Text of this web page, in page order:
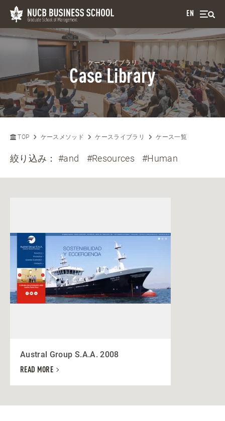
EN
ケースライブラリ
Case Library
TOP ケースメソッド ケースライブラリ ケース一覧
絞り込み：#and #Resources #Human
Austral Group S.A.A. 2008
READ MORE